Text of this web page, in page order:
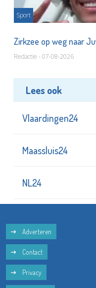
Sport
Zirkzee op weg naar
Redactie - 07-08-2026
Lees ook
Vlaardingen24
Maassluis24
NL24
Adverteren
Contact
Privacy